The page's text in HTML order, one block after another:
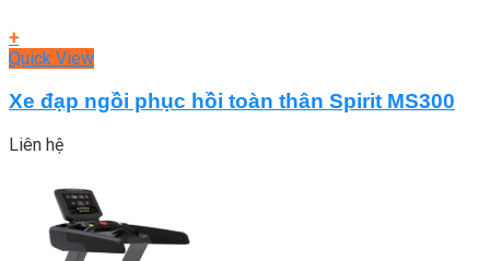
+
Quick View
Xe đạp ngồi phục hồi toàn thân Spirit MS300
Liên hệ